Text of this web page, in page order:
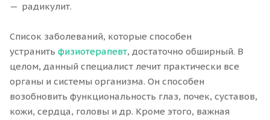
радикулит.
Список заболеваний, которые способен
устранить физиотерапевт, достаточно обширный. В
целом, данный специалист лечит практически все
органы и системы организма. Он способен
возобновить функциональность глаз, почек, суставов,
кожи, сердца, головы и др. Кроме этого, важная